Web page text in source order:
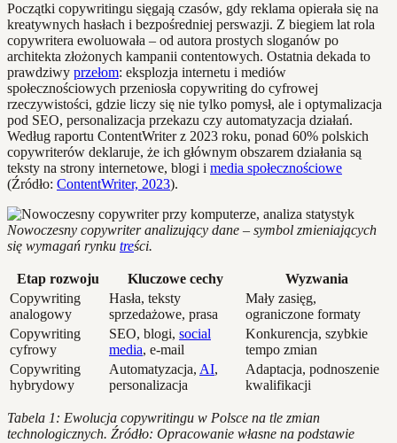
Początki copywritingu sięgają czasów, gdy reklama opierała się na
kreatywnych hasłach i bezpośredniej perswazji. Z biegiem lat rola
copywritera ewoluowała – od autora prostych sloganów po
architekta złożonych kampanii contentowych. Ostatnia dekada to
prawdziwy przełom: eksplozja internetu i mediów
społecznościowych przeniosła copywriting do cyfrowej
rzeczywistości, gdzie liczy się nie tylko pomysł, ale i optymalizacja
pod SEO, personalizacja przekazu czy automatyzacja działań.
Według raportu ContentWriter z 2023 roku, ponad 60% polskich
copywriterów deklaruje, że ich głównym obszarem działania są
teksty na strony internetowe, blogi i media społecznościowe
(Źródło: ContentWriter, 2023).
Nowoczesny copywriter analizujący dane – symbol zmieniających
się wymagań rynku treści.
Etap rozwoju Kluczowe cechy
Wyzwania
Copywriting
analogowy
Hasła, teksty
sprzedażowe, prasa
Mały zasięg,
ograniczone formaty
Copywriting
cyfrowy
SEO, blogi, social
media, e-mail
Konkurencja, szybkie
tempo zmian
Copywriting
hybrydowy
Automatyzacja, AI,
personalizacja
Adaptacja, podnoszenie
kwalifikacji
Tabela 1: Ewolucja copywritingu w Polsce na tle zmian
technologicznych. Źródło: Opracowanie własne na podstawie